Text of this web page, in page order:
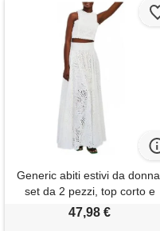
Generic abiti estivi da donna,
set da 2 pezzi, top corto e
gonna lunga, senza maniche,
47,98 €